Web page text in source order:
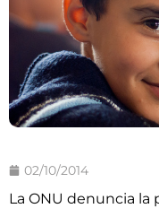
02/10/2014
La ONU denuncia la